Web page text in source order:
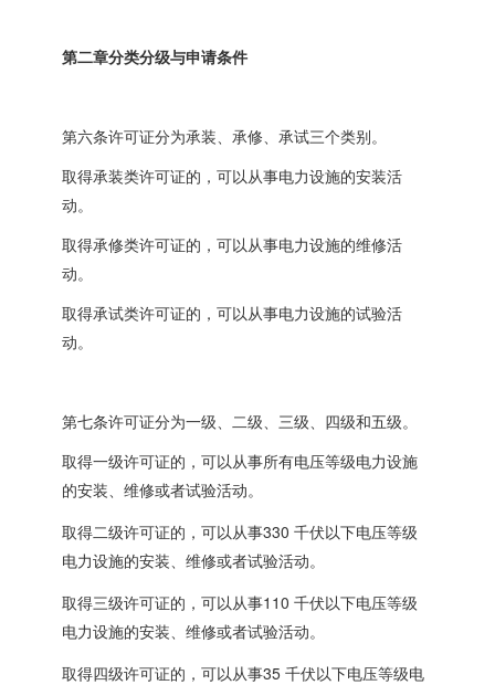
第二章分类分级与申请条件
第六条许可证分为承装、承修、承试三个类别。
取得承装类许可证的，可以从事电力设施的安装活
动。
取得承修类许可证的，可以从事电力设施的维修活
动。
取得承试类许可证的，可以从事电力设施的试验活
动。
第七条许可证分为一级、二级、三级、四级和五级。
取得一级许可证的，可以从事所有电压等级电力设施
的安装、维修或者试验活动。
取得二级许可证的，可以从事330千伏以下电压等级
电力设施的安装、维修或者试验活动。
取得三级许可证的，可以从事110千伏以下电压等级
电力设施的安装、维修或者试验活动。
取得四级许可证的，可以从事35千伏以下电压等级电